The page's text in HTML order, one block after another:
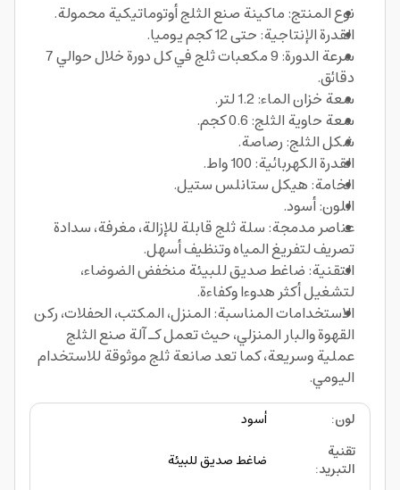
نوع المنتج: ماكينة صنع الثلج أوتوماتيكية محمولة.
القدرة الإنتاجية: حتى 12 كجم يوميا.
سرعة الدورة: 9 مكعبات ثلج في كل دورة خلال حوالي 7
دقائق.
سعة خزان الماء: 1.2 لتر.
سعة حاوية الثلج: 0.6 كجم.
شكل الثلج: رصاصة.
القدرة الكهربائية: 100 واط.
الخامة: هيكل ستانلس ستيل.
اللون: أسود.
عناصر مدمجة: سلة ثلج قابلة للإزالة، مغرفة، سدادة
تصريف لتفريغ المياه وتنظيف أسهل.
التقنية: ضاغط صديق للبيئة منخفض الضوضاء،
لتشغيل أكثر هدوءا وكفاءة.
الاستخدامات المناسبة: المنزل، المكتب، الحفلات، ركن
القهوة والبار المنزلي، حيث تعمل كـ آلة صنع الثلج
عملية وسريعة، كما تعد صانعة ثلج موثوقة للاستخدام
اليومي.
لون:
أسود
تقنية
التبريد:
ضاغط صديق للبيئة